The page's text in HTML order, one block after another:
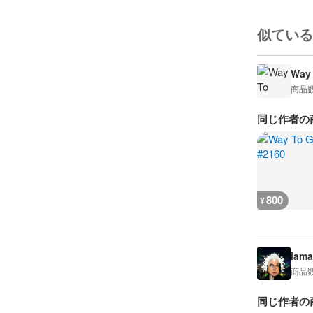
似てい
商品
同じ作者の
¥800
商品
同じ作者の